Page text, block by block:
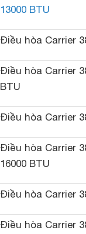
13000 BTU
Điều hòa Carrier
Điều hòa Carrier
BTU
Điều hòa Carrier
Điều hòa Carrier
16000 BTU
Điều hòa Carrier
Điều hòa Carrier